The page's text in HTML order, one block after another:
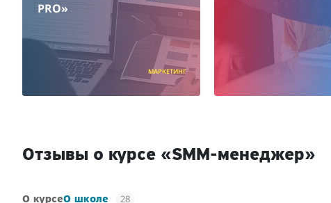
PRO»
МАРКЕТИНГ
Отзывы о курсе «SMM-менеджер»
О курсеО школе 28